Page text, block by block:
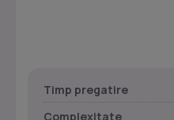
Timp pregatire
Complexitate